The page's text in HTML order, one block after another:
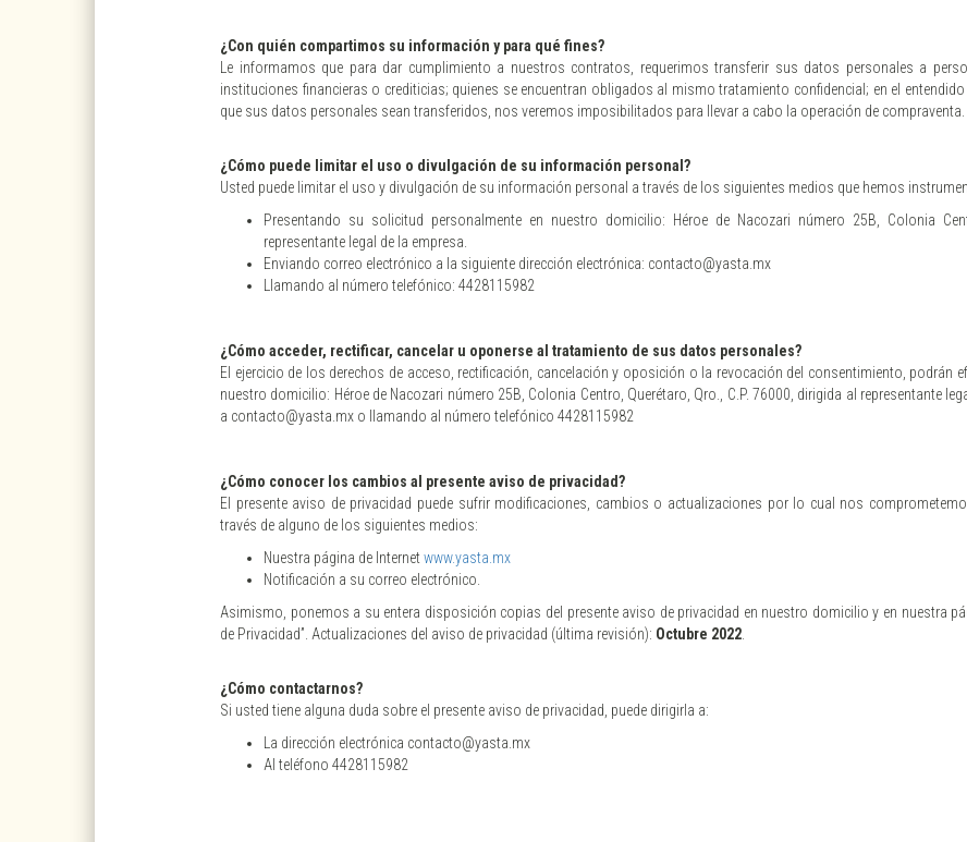
¿Con quién compartimos su información y para qué fines?
Le informamos que para dar cumplimiento a nuestros contratos, requerimos transferir sus datos personales a
instituciones financieras o crediticias; quienes se encuentran obligados al mismo tratamiento confidencial; en el
que sus datos personales sean transferidos, nos veremos imposibilitados para llevar a cabo la operación de compraventa.
¿Cómo puede limitar el uso o divulgación de su información personal?
Usted puede limitar el uso y divulgación de su información personal a través de los siguientes medios que hemos
Presentando su solicitud personalmente en nuestro domicilio: Héroe de Nacozari número 25B, Colonia
representante legal de la empresa.
Enviando correo electrónico a la siguiente dirección electrónica: contacto@yasta.mx
Llamando al número telefónico: 4428115982
¿Cómo acceder, rectificar, cancelar u oponerse al tratamiento de sus datos personales?
El ejercicio de los derechos de acceso, rectificación, cancelación y oposición o la revocación del consentimiento, podrán
nuestro domicilio: Héroe de Nacozari número 25B, Colonia Centro, Querétaro, Qro., C.P. 76000, dirigida al representante
a contacto@yasta.mx o llamando al número telefónico 4428115982
¿Cómo conocer los cambios al presente aviso de privacidad?
El presente aviso de privacidad puede sufrir modificaciones, cambios o actualizaciones por lo cual nos
través de alguno de los siguientes medios:
Nuestra página de Internet www.yasta.mx
Notificación a su correo electrónico.
Asimismo, ponemos a su entera disposición copias del presente aviso de privacidad en nuestro domicilio y en nuestra
de Privacidad”. Actualizaciones del aviso de privacidad (última revisión): Octubre 2022
¿Cómo contactarnos?
Si usted tiene alguna duda sobre el presente aviso de privacidad, puede dirigirla a:
La dirección electrónica contacto@yasta.mx
Al teléfono 4428115982